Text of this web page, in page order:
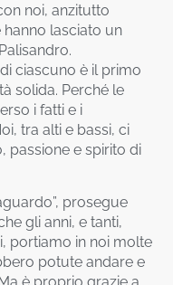
noi, anzitutto
lasciato un
ciascuno è il primo
solida. Perché le
i fatti e i
tra alti e bassi, ci
passione e spirito di
prosegue
gli anni, e tanti,
portiamo in noi molte
potute andare e